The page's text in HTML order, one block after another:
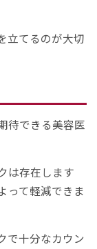
立てるのが大切
待できる美容医
は存在します
って軽減できま
で十分なカウン